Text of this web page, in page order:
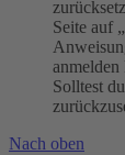
Seite auf
anmelden
Solltest
Nach oben